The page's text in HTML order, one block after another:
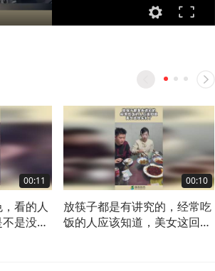
00:11
看的人
是没有
00:10
放筷子都是有讲究的，经常吃
饭的人应该知道，美女这回失